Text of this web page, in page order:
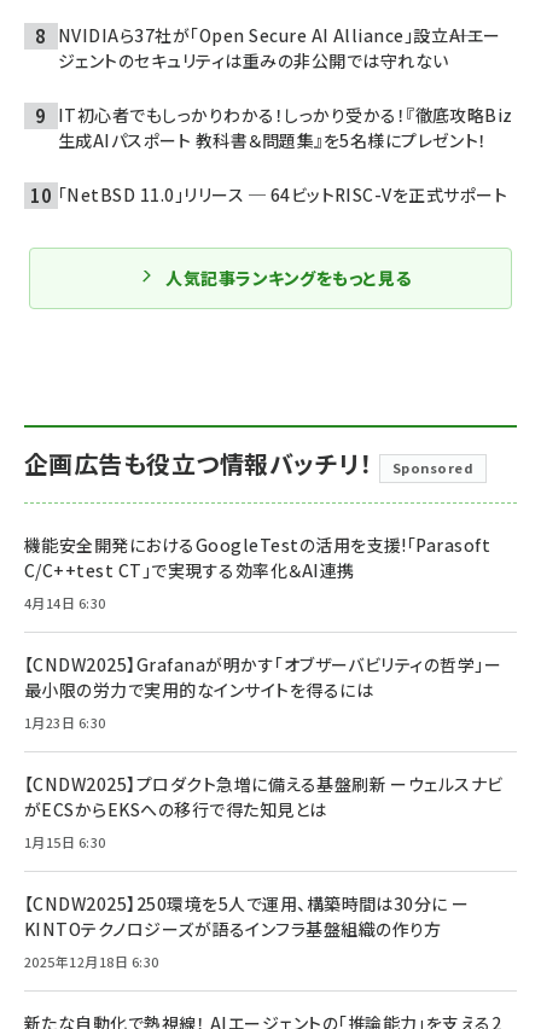
NVIDIAら37社が「Open Secure AI Alliance」設立――AIエー
ジェントのセキュリティは重みの非公開では守れない
IT初心者でもしっかりわかる！しっかり受かる！『徹底攻略Biz
生成AIパスポート 教科書＆問題集』を5名様にプレゼント！
「NetBSD 11.0」リリース ─ 64ビットRISC-Vを正式サポート
人気記事ランキングをもっと見る
企画広告も役立つ情報バッチリ！ Sponsored
機能安全開発におけるGoogleTestの活用を支援!「Parasoft
C/C++test CT」で実現する効率化＆AI連携
4月14日 6:30
【CNDW2025】Grafanaが明かす「オブザーバビリティの哲学」ー
最小限の労力で実用的なインサイトを得るには
1月23日 6:30
【CNDW2025】プロダクト急増に備える基盤刷新 ーウェルスナビ
がECSからEKSへの移行で得た知見とは
1月15日 6:30
【CNDW2025】250環境を5人で運用、構築時間は30分に ー
KINTOテクノロジーズが語るインフラ基盤組織の作り方
2025年12月18日 6:30
新たな自動化で熱視線！ AIエージェントの「推論能力」を支える2